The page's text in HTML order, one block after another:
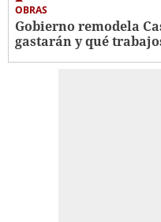
OBRAS
Gobierno remodela
gastarán y qué